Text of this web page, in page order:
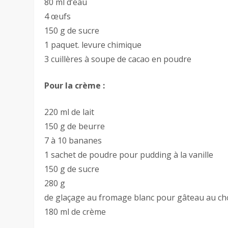
4 œufs
150 g de sucre
1 paquet. levure chimique
3 cuillères à soupe de cacao en poudre
Pour la crème :
220 ml de lait
150 g de beurre
7 à 10 bananes
1 sachet de poudre pour pudding à la vanille
150 g de sucre
280 g
de glaçage au fromage blanc pour gâteau au
180 ml de crème